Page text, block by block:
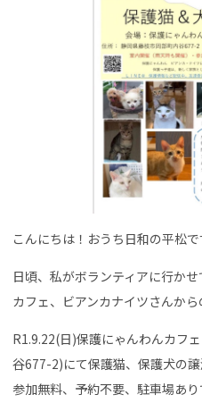
こんにちは！おうち日和の平松
日頃、私がボランティアに行か
カフェ、ビアンカナイツさんから
R1.9.22(日)保護にゃんわんカフ
谷677-2)にて保護猫、保護犬の譲
参加無料、予約不要、駐車場あり